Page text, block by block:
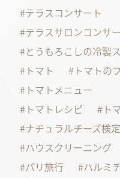
テラスコンサート
テラスサロンコンサ
とうもろこしの冷製
トマト
トマトの
トマトメニュー
トマトレシピ
ト
ナチュラルチーズ検定
ハウスクリーニング
パリ旅行
ハルミ